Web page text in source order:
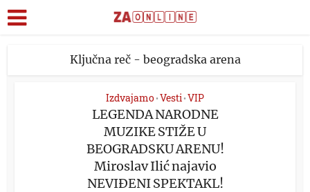
Ključna reč - beogradska arena
Izdvajamo•Vesti•VIP
LEGENDA NARODNE
MUZIKE STIŽE U
BEOGRADSKU ARENU!
Miroslav Ilić najavio
NEVIĐENI SPEKTAKL!